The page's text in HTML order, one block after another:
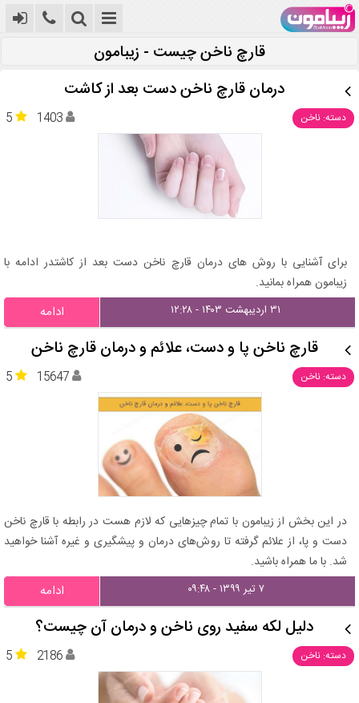
قارچ ناخن چیست - زیبامون
درمان قارچ ناخن دست بعد از کاشت
دسته: ناخن 5 1403
برای آشنایی با روش های درمان قارچ ناخن دست بعد از کاشتدر ادامه با
زیبامون همراه بمانید.
۳۱ اردیبهشت ۱۴۰۳ - ۱۲:۲۸ ادامه
قارچ ناخن پا و دست، علائم و درمان قارچ ناخن
دسته: ناخن 5 15647
در این بخش از زیبامون با تمام چیزهایی که لازم هست در رابطه با قارچ ناخن
دست و پا، از علائم گرفته تا روش‌های درمان و پیشگیری و غیره آشنا خواهید
شد. با ما همراه باشید.
۷ تیر ۱۳۹۹ - ۰۹:۴۸ ادامه
دلیل لکه سفید روی ناخن و درمان آن چیست؟
دسته: ناخن 5 2186